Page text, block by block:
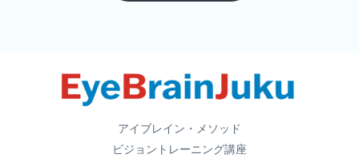
アイブレイン・メソッド
ビジョントレーニング講座